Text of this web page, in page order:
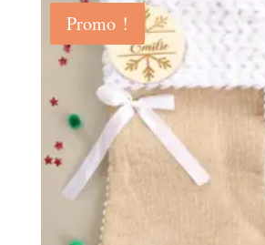
était :
16,50 €.
est :
13,00 €.
Promo !